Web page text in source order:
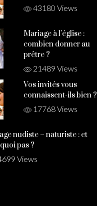
43180 Views
Mariage à l’église :
combien donner au
prêtre ?
21489 Views
Vos invités vous
connaissent-ils bien ?
17768 Views
nudiste – naturiste : et
pas ?
Views